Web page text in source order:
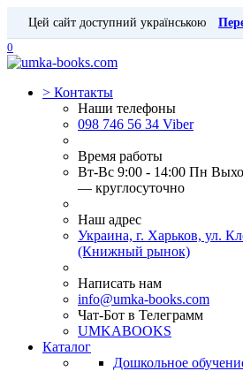
Цей сайт доступний українською
0
> Контакты
Наши телефоны
098 746 56 34 Viber
Время работы
Вт-Вс 9:00 - 14:00 Пн
— круглосуточно
Наш адрес
Украина, г. Харьков, ул.
(Книжный рынок)
Написать нам
info@umka-books.com
Чат-Бот в Телеграмм
UMKABOOKS
Каталог
Дошкольное